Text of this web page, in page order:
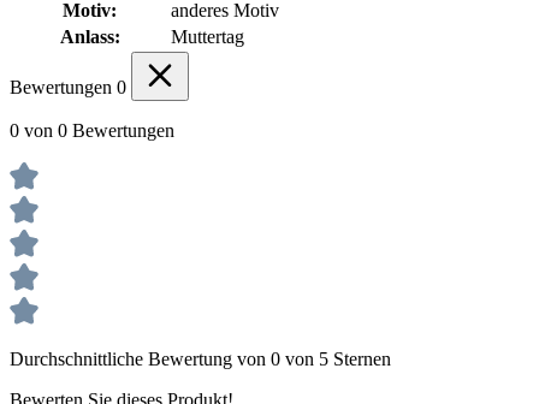
Motiv:
anderes Motiv
Anlass:
Muttertag
Bewertungen 0
0 von 0 Bewertungen
Durchschnittliche Bewertung von 0 von 5 Sternen
Bewerten Sie dieses Produkt!